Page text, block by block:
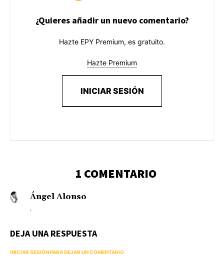
¿Quieres añadir un nuevo comentario?
Hazte EPY Premium, es gratuito.
Hazte Premium
INICIAR SESIÓN
1 COMENTARIO
Ángel Alonso
.
DEJA UNA RESPUESTA
INICIAR SESIÓN PARA DEJAR UN COMENTARIO